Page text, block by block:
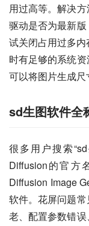
用过高等。解决
驱动是否为最新
试关闭占用过多
时有足够的系统
可以将图片生成尺
sd生图软件全
很多用户搜索
Diffusion的官方
Diffusion Image
软件。花屏问题
老、配置参数错